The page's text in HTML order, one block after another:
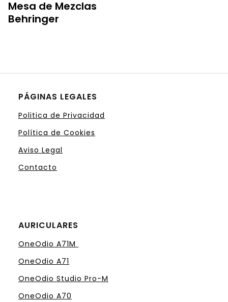
Mesa de Mezclas
Behringer
PÁGINAS LEGALES
Politica de Privacidad
Política de Cookies
Aviso Legal
Contacto
AURICULARES
OneOdio A71M
OneOdio A71
OneOdio Studio Pro-M
OneOdio A70